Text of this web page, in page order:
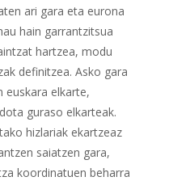
ari gara eta eurona
hain garrantzitsua
hartzea, modu
definitzea. Asko gara
euskara elkarte,
guraso elkarteak.
hizlariak ekartzeaz
saiatzen gara,
koordinatuen beharra